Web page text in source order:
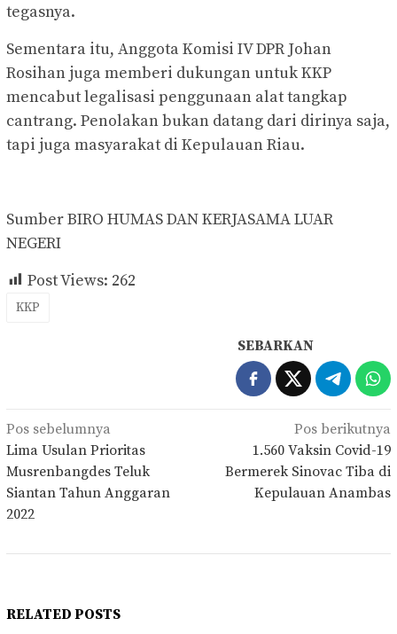
tegasnya.
Sementara itu, Anggota Komisi IV DPR Johan
Rosihan juga memberi dukungan untuk KKP
mencabut legalisasi penggunaan alat tangkap
cantrang. Penolakan bukan datang dari dirinya saja,
tapi juga masyarakat di Kepulauan Riau.
Sumber BIRO HUMAS DAN KERJASAMA LUAR
NEGERI
Post Views: 262
KKP
SEBARKAN
Navigasi
pos
Pos sebelumnya
Lima Usulan Prioritas
Musrenbangdes Teluk
Siantan Tahun Anggaran
2022
Pos berikutnya
1.560 Vaksin Covid-19
Bermerek Sinovac Tiba di
Kepulauan Anambas
RELATED POSTS